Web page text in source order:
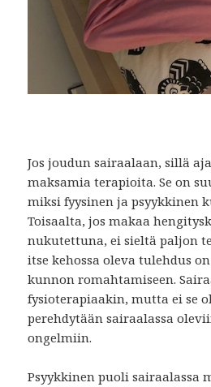
Jos joudun sairaalaan, sillä
maksamia terapioita. Se on
miksi fyysinen ja psyykkinen
Toisaalta, jos makaa
nukutettuna, ei sieltä paljon
itse kehossa oleva tulehdus
kunnon romahtamiseen.
fysioterapiaakin, mutta ei se
perehdytään sairaalassa
ongelmiin.
Psyykkinen puoli sairaalassa